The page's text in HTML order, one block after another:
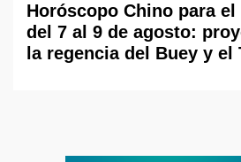
Horóscopo Chino para
del 7 al 9 de agosto:
la regencia del Buey y el